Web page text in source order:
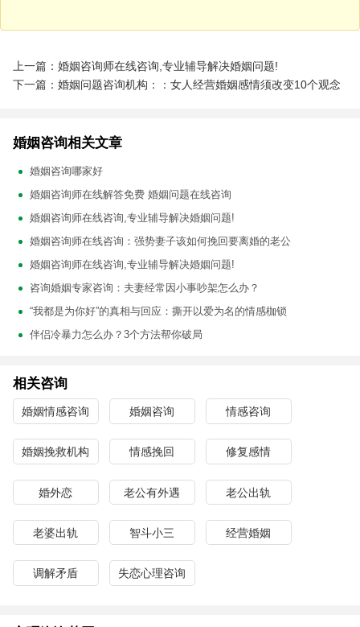
上一篇：婚姻咨询师在线咨询,专业辅导解决婚姻问题!
下一篇：婚姻问题咨询机构：：女人经营婚姻感情须改变10个观念
婚姻咨询相关文章
婚姻咨询哪家好
婚姻咨询师在线解答免费 婚姻问题在线咨询
婚姻咨询师在线咨询,专业辅导解决婚姻问题!
婚姻咨询师在线咨询：强势妻子该如何挽回要离婚的老公
婚姻咨询师在线咨询,专业辅导解决婚姻问题!
咨询婚姻专家咨询：夫妻经常因小事吵架怎么办？
“我都是为你好”的真相与回应：撕开以爱为名的情感枷锁
伴侣冷暴力怎么办？3个方法帮你破局
相关咨询
婚姻情感咨询 婚姻咨询 情感咨询
婚姻挽救机构 情感挽回 修复感情
婚外恋 老公有外遇 老公出轨
老婆出轨 智斗小三 经营婚姻
调解矛盾 失恋心理咨询